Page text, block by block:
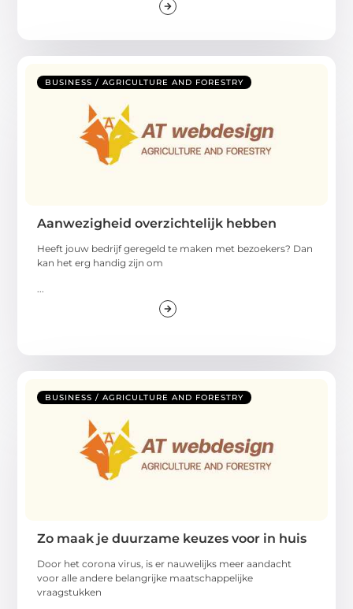
BUSINESS / AGRICULTURE AND FORESTRY
Aanwezigheid overzichtelijk hebben
Heeft jouw bedrijf geregeld te maken met bezoekers? Dan
kan het erg handig zijn om
BUSINESS / AGRICULTURE AND FORESTRY
Zo maak je duurzame keuzes voor in huis
Door het corona virus, is er nauwelijks meer aandacht
voor alle andere belangrijke maatschappelijke
vraagstukken